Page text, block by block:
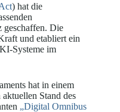
) hat die
geschaffen. Die
und etabliert ein
Systeme im
hat in einem
aktuellen Stand des
„Digital Omnibus